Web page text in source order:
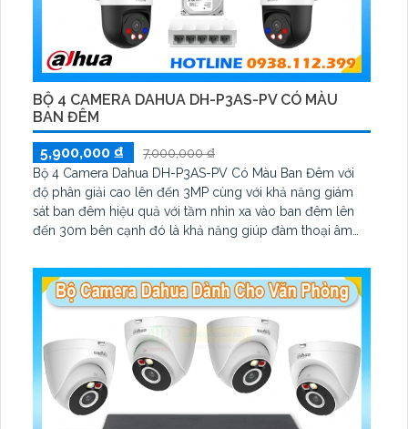
BỘ 4 CAMERA DAHUA DH-P3AS-PV CÓ MÀU
BAN ĐÊM
5,900,000 ₫
7,000,000 ₫
Bộ 4 Camera Dahua DH-P3AS-PV Có Màu Ban Đêm với
độ phân giải cao lên đến 3MP cùng với khả năng giám
sát ban đêm hiệu quả với tầm nhìn xa vào ban đêm lên
đến 30m bên cạnh đó là khả năng giúp đàm thoại âm
hiện xâm nhập